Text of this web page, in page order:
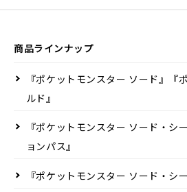
商品ラインナップ
『ポケットモンスター ソード』『
ルド』
『ポケットモンスター ソード・シ
ョンパス』
『ポケットモンスター ソード・シ